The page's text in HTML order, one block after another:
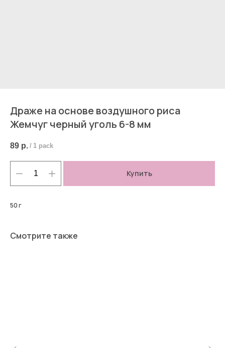
Драже на основе воздушного риса
Жемчуг черный уголь 6-8 мм
89 р. / 1 pack
Купить
50 г
Смотрите также